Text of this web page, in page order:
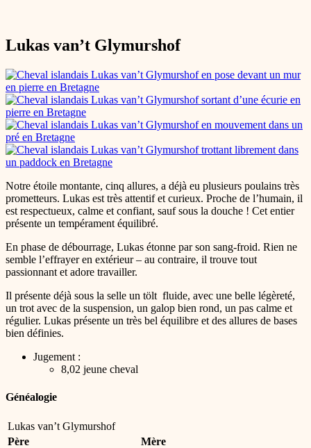
Lukas van’t Glymurshof
Notre étoile montante, cinq allures, a déjà eu plusieurs poulains très
prometteurs. Lukas est très attentif et curieux. Proche de l’humain, il
est respectueux, calme et confiant, sauf sous la douche ! Cet entier
présente un tempérament équilibré.
En phase de débourrage, Lukas étonne par son sang-froid. Rien ne
semble l’effrayer en extérieur – au contraire, il trouve tout
passionnant et adore travailler.
Il présente déjà sous la selle un tölt fluide, avec une belle légèreté,
un trot avec de la suspension, un galop bien rond, un pas calme et
régulier. Lukas présente un très bel équilibre et des allures de bases
bien définies.
Jugement :
8,02 jeune cheval
Généalogie
Lukas van’t Glymurshof
Père
Mère